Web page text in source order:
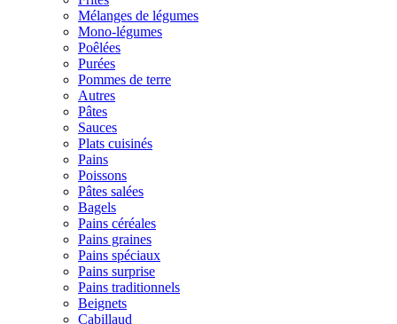
Mélanges de légumes
Mono-légumes
Poêlées
Purées
Pommes de terre
Autres
Pâtes
Sauces
Plats cuisinés
Pains
Poissons
Pâtes salées
Bagels
Pains céréales
Pains graines
Pains spéciaux
Pains surprise
Pains traditionnels
Beignets
Cabillaud